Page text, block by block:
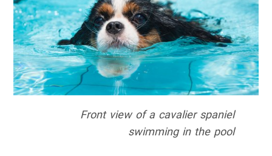
Front view of a cavalier spaniel
swimming in the pool